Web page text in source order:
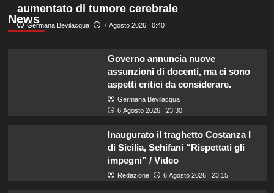
News
aumentato di tumore cerebrale
Germana Bevilacqua 7 Agosto 2026 : 0:40
Governo annuncia nuove
assunzioni di docenti, ma ci sono
aspetti critici da considerare.
Germana Bevilacqua
6 Agosto 2026 : 23:30
Inaugurato il traghetto Costanza I
di Sicilia, Schifani “Rispettati gli
impegni” / Video
Redazione 6 Agosto 2026 : 23:15